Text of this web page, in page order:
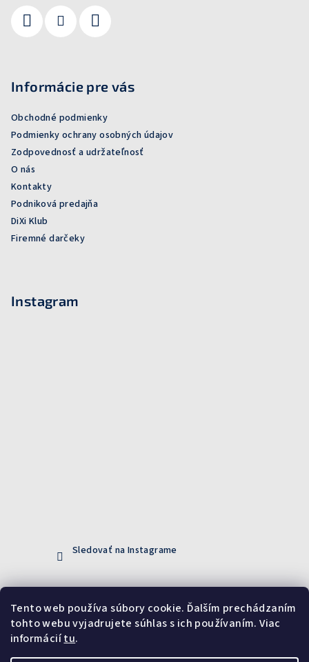
Tento web používa súbory cookie. Ďalším prechádzaním
tohto webu vyjadrujete súhlas s ich používaním. Viac
informáciítu.
Informácie pre vás
Obchodné podmienky
Podmienky ochrany osobných údajov
Zodpovednosť a udržateľnosť
O nás
Kontakty
Podniková predajňa
DiXi Klub
Firemné darčeky
Instagram
Sledovať na Instagrame
Prijímame online platby